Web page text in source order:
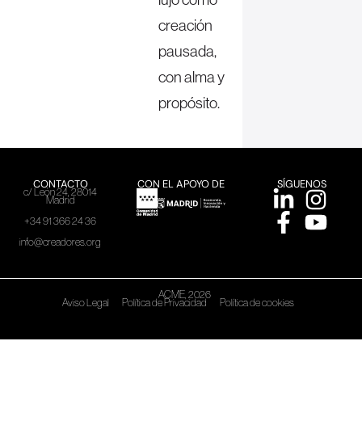
creación
pausada,
con alma y
propósito.
CONTACTO
c/ León 24, 28014
Madrid
+34 91 366 24 36
info@creadores.org
CON EL APOYO DE SÍGUENOS
ACME, 2026
Aviso Legal Política de Privacidad Política de cookies